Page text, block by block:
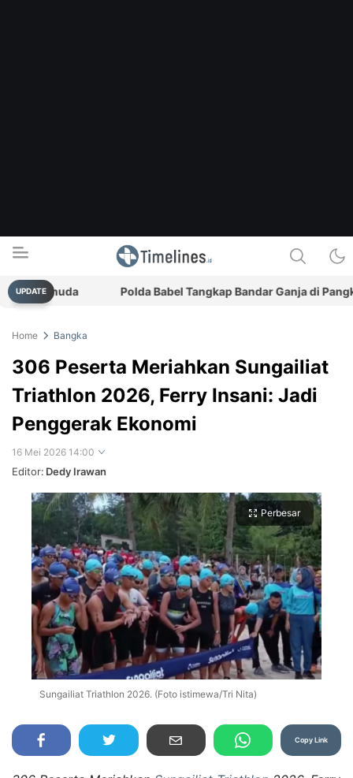
Timelines.id
Media Literasi, Sejarah & Budaya
UPDATE Polda Babel Tangkap Bandar Ganja di
Home Bangka
306 Peserta Meriahkan Sungailiat
Triathlon 2026, Ferry Insani: Jadi
Penggerak Ekonomi
16 Mei 2026 14:00
Editor: Dedy Irawan
Perbesar
Sungailiat Triathlon 2026. (Foto istimewa/Tri Nita)
Copy Link